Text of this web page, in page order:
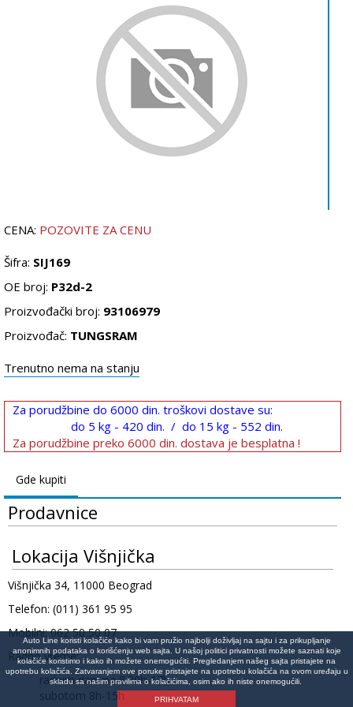
CENA: POZOVITE ZA CENU
Šifra: SIJ169
OE broj: P32d-2
Proizvođački broj: 93106979
Proizvođač: TUNGSRAM
Trenutno nema na stanju
Za porudžbine do 6000 din. troškovi dostave su:
do 5 kg - 420 din. / do 15 kg - 552 din.
Za porudžbine preko 6000 din. dostava je besplatna !
Gde kupiti
Prodavnice
Lokacija Višnjička
Višnjička 34, 11000 Beograd
Telefon: (011) 361 95 95
Mobilni: 062 50 50 07
Radno vreme:
radnim danima 8:30h-17h
subotom 8h-15h
Auto Line koristi kolačiće kako bi vam pružio najbolji doživljaj na sajtu i za prikupljanje
anonimnih podataka o korišćenju web sajta. U našoj politici privatnosti možete saznati koje
kolačiće koristimo i kako ih možete onemogućiti. Pregledanjem našeg sajta pristajete na
upotrebu kolačića. Zatvaranjem ove poruke pristajete na upotrebu kolačića na ovom uređaju u
skladu sa našim pravilima o kolačićima, osim ako ih niste onemogućili.
PRIHVATAM